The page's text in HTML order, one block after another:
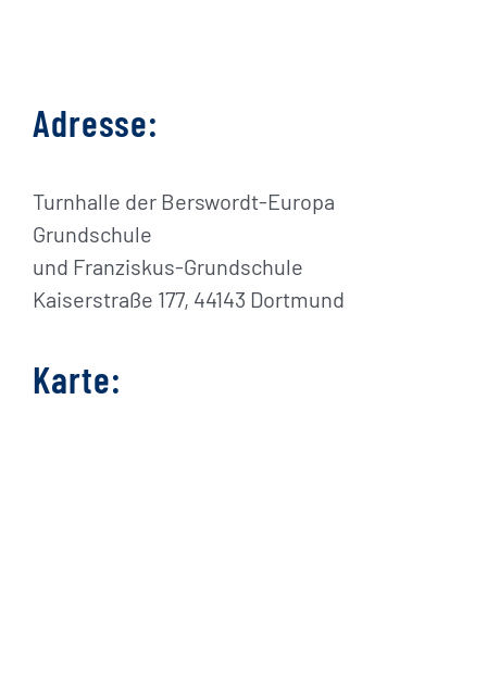
Adresse:
Turnhalle der Berswordt-Europa
Grundschule
und Franziskus-Grundschule
Kaiserstraße 177, 44143 Dortmund
Karte: